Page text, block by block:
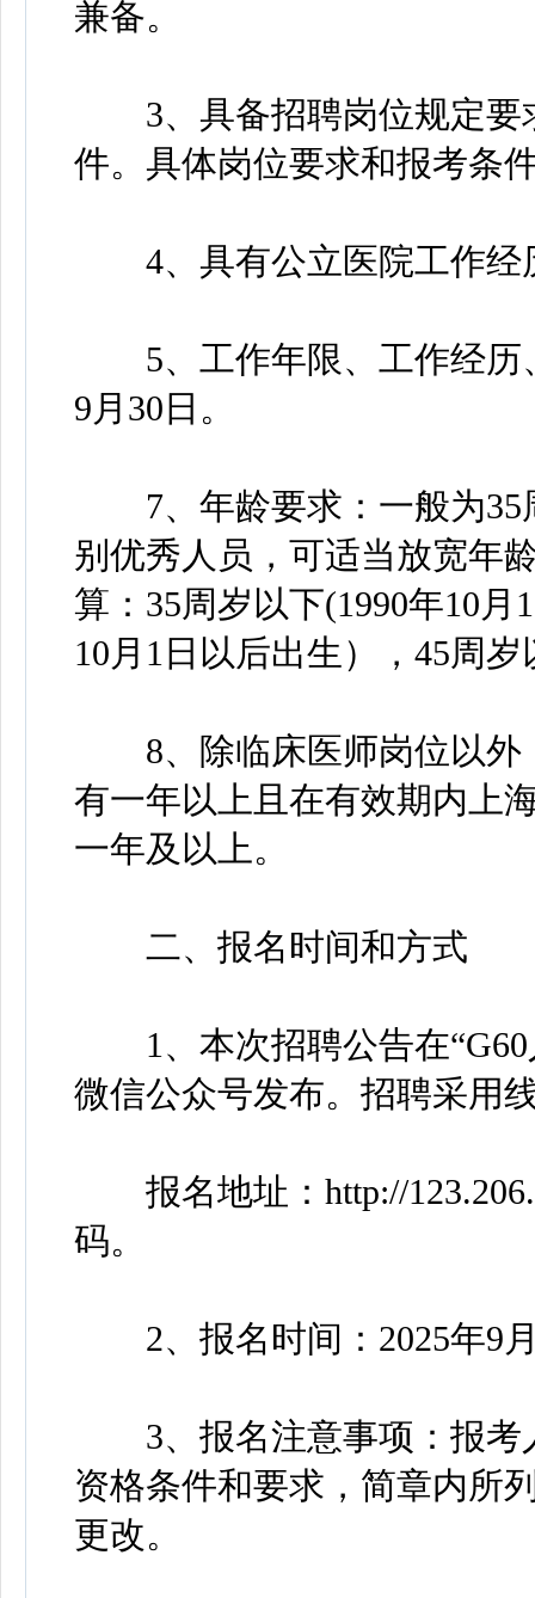
兼备。
3、具备招聘岗位规定要
件。具体岗位要求和报考条
4、具有公立医院工作经
5、工作年限、工作经历
9月30日。
7、年龄要求：一般为35
别优秀人员，可适当放宽年
算：35周岁以下(1990年10
10月1日以后出生），45周
8、除临床医师岗位以外
有一年以上且在有效期内上
一年及以上。
二、报名时间和方式
1、本次招聘公告在“G60
微信公众号发布。招聘采用
报名地址：http://
码。
2、报名时间：2025年9月
3、报名注意事项：报考
资格条件和要求，简章内所
更改。